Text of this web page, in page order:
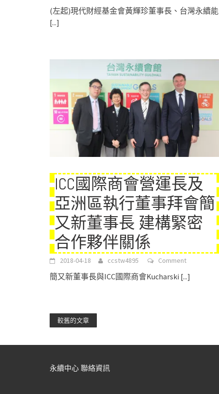
(左起)現代財經基金會黃輝珍董事長、台灣永續能
[...]
ICC國際商會營運長及
亞洲區執行董事拜會簡
又新董事長 建構緊密
合作夥伴關係
2018-04-18 ccstw4895 Comment
簡又新董事長與ICC國際商會Kucharski [...]
較舊的文章
永續中心 聯絡資訊